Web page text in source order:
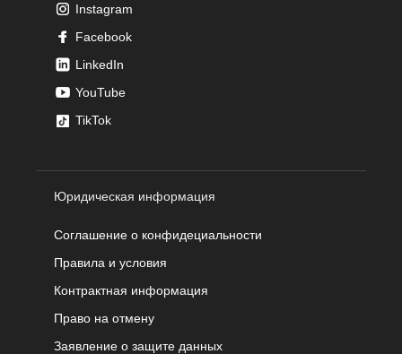
Instagram
Facebook
LinkedIn
YouTube
TikTok
Юридическая информация
Соглашение о конфидециальности
Правила и условия
Контрактная информация
Право на отмену
Заявление о защите данных